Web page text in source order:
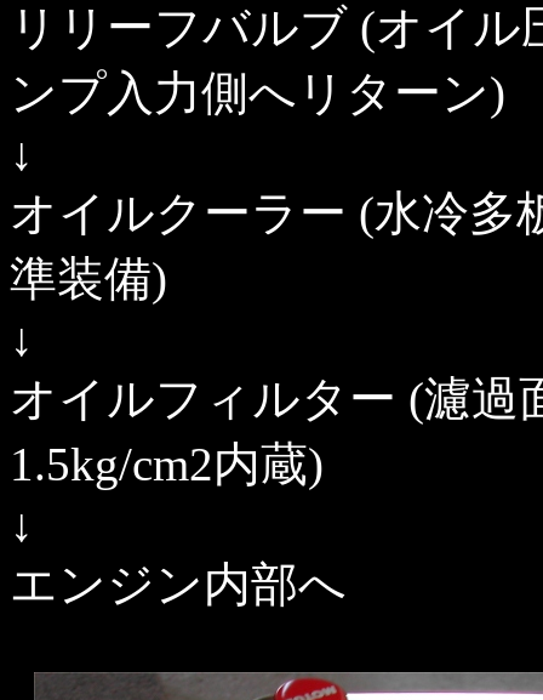
リリーフバルブ (オイル
ンプ入力側へリターン)
↓
オイルクーラー (水冷多
準装備)
↓
オイルフィルター (濾過
1.5kg/cm2内蔵)
↓
エンジン内部へ